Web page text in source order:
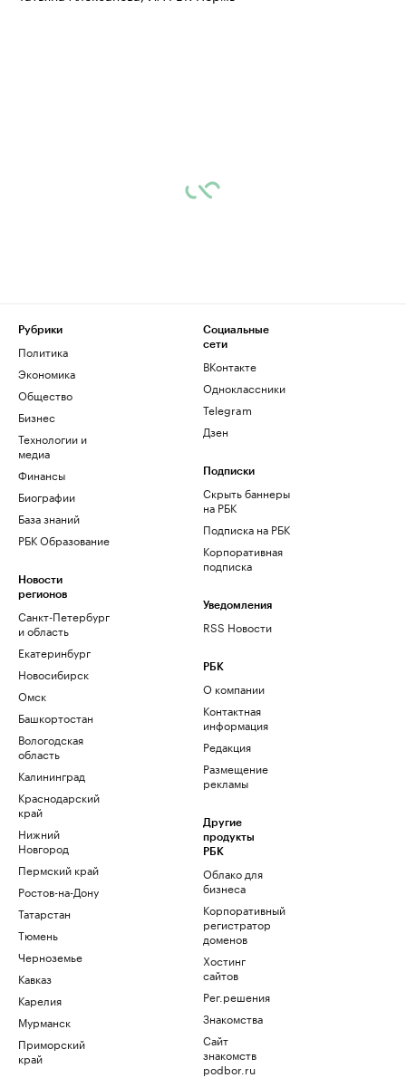
Рубрики
Политика
Экономика
Общество
Бизнес
Технологии и
медиа
Финансы
Биографии
База знаний
РБК Образование
Новости
регионов
Санкт-Петербург
и область
Екатеринбург
Новосибирск
Омск
Башкортостан
Вологодская
область
Калининград
Краснодарский
край
Нижний
Новгород
Пермский край
Ростов-на-Дону
Татарстан
Тюмень
Черноземье
Кавказ
Карелия
Мурманск
Приморский
край
Социальные
сети
ВКонтакте
Одноклассники
Telegram
Дзен
Подписки
Скрыть баннеры
на РБК
Подписка на РБК
Корпоративная
подписка
Уведомления
RSS Новости
РБК
О компании
Контактная
информация
Редакция
Размещение
рекламы
Другие
продукты
РБК
Облако для
бизнеса
Корпоративный
регистратор
доменов
Хостинг
сайтов
Рег.решения
Знакомства
Сайт
знакомств
podbor.ru